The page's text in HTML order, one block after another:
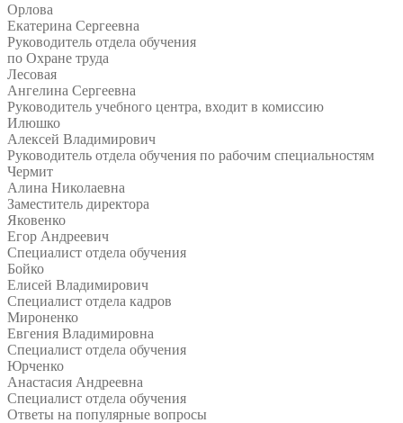
Орлова
Екатерина Сергеевна
Руководитель отдела обучения
по Охране труда
Лесовая
Ангелина Сергеевна
Руководитель учебного центра, входит в комиссию
Илюшко
Алексей Владимирович
Руководитель отдела обучения по рабочим специальностям
Чермит
Алина Николаевна
Заместитель директора
Яковенко
Егор Андреевич
Специалист отдела обучения
Бойко
Елисей Владимирович
Специалист отдела кадров
Мироненко
Евгения Владимировна
Специалист отдела обучения
Юрченко
Анастасия Андреевна
Специалист отдела обучения
Ответы на популярные вопросы